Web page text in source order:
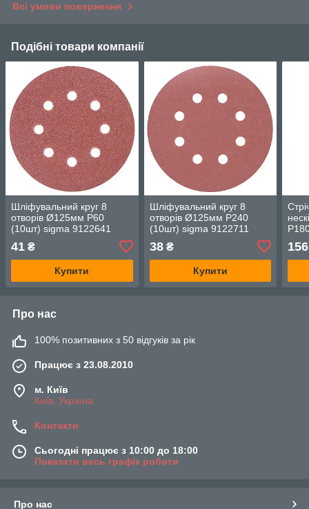
Всі умови повернення
Подібні товари компанії
Шліфувальний круг 8
отворів Ø125мм Р60
(10шт) sigma 9122641
41 ₴
Купити
Шліфувальний круг 8
отворів Ø125мм P240
(10шт) sigma 9122711
38₴
Купити
156
Про нас
100% позитивних з 50 відгуків за рік
Працює з 23.08.2010
м. Київ
Київ, Україна
Контакти
Сьогодні працює з 10:00 до 18:00
Показати весь графік роботи
Про нас